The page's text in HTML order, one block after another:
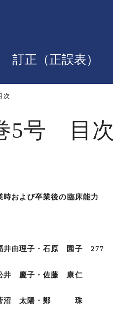
訂正（正誤表）
次
5号 目次
および卒業後の臨床能力
園子 277
康仁
鄭 珠